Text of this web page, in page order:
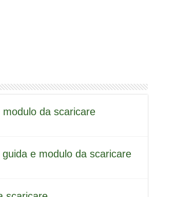
da scaricare
e modulo da scaricare